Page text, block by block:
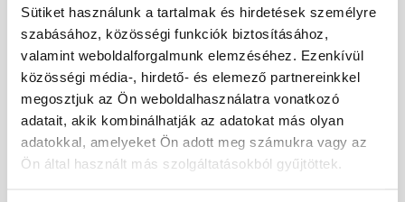
Sütiket használunk a tartalmak és hirdetések személyre
szabásához, közösségi funkciók biztosításához,
valamint weboldalforgalmunk elemzéséhez. Ezenkívül
közösségi média-, hirdető- és elemező partnereinkkel
megosztjuk az Ön weboldalhasználatra vonatkozó
adatait, akik kombinálhatják az adatokat más olyan
adatokkal, amelyeket Ön adott meg számukra vagy az
Ön által használt más szolgáltatásokból gyűjtöttek.
Megnézem Megnézem